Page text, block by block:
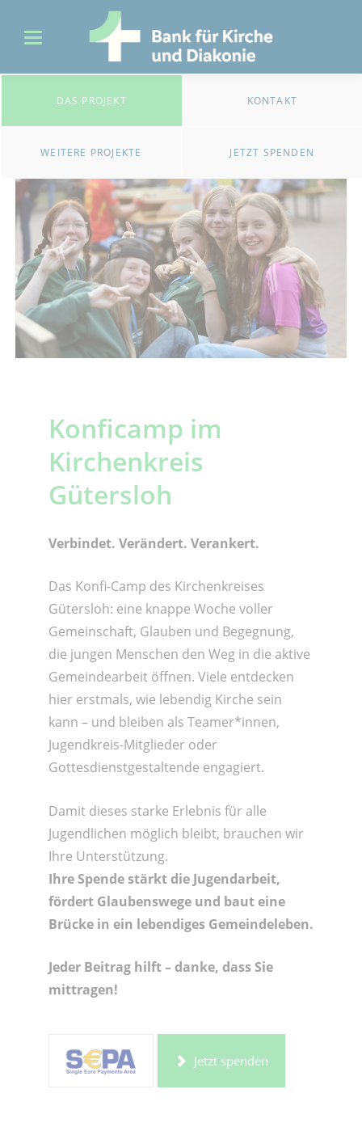
DAS PROJEKT KONTAKT
WEITERE PROJEKTE JETZT SPENDEN
Konficamp im
Kirchenkreis
Gütersloh
Verbindet. Verändert. Verankert.
Das Konfi-Camp des Kirchenkreises
Gütersloh: eine knappe Woche voller
Gemeinschaft, Glauben und Begegnung,
die jungen Menschen den Weg in die aktive
Gemeindearbeit öffnen. Viele entdecken
hier erstmals, wie lebendig Kirche sein
kann – und bleiben als Teamer*innen,
Jugendkreis-Mitglieder oder
Gottesdienstgestaltende engagiert.
Damit dieses starke Erlebnis für alle
Jugendlichen möglich bleibt, brauchen wir
Ihre Unterstützung.
Ihre Spende stärkt die Jugendarbeit,
fördert Glaubenswege und baut eine
Brücke in ein lebendiges Gemeindeleben.
Jeder Beitrag hilft – danke, dass Sie
mittragen!
Jetzt spenden